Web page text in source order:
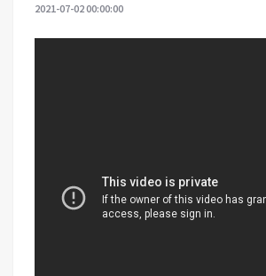
2021-07-02 00:00:00